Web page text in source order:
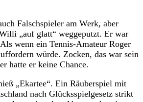
Falschspieler am Werk, aber
„auf glatt“ weggeputzt. Er war
wenn ein Tennis-Amateur Roger
würde. Zocken, das war sein
hatte er keine Chance.
„Ekartee“. Ein Räuberspiel mit
nach Glücksspielgesetz strikt